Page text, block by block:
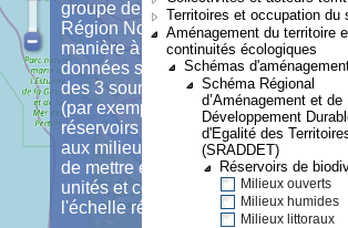
groupe de travail SRCE NA de la
Région Nouvelle-Aquitaine de
manière à n'avoir qu'une couche de
données sans superposition à partir
des 3 sources de données pré-citées
(par exemple une couche unique des
réservoirs de biodiversité associés
aux milieux bocagers), ce qui permet
de mettre en évidence des grandes
unités et continuités écopaysagères à
l'échelle régionale.
Territoires et occupation du
Aménagement du territoire
continuités écologiques
Schémas
Schéma Régional
d’Aménagement et de
Développement
d'Egalité des
(SRADDET)
Réservoirs de
Milieux ouverts
Milieux humides
Milieux littoraux